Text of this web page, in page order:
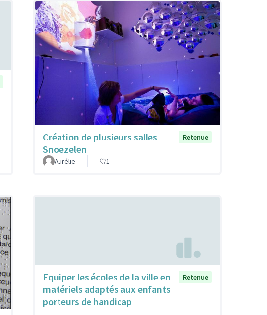
Création de plusieurs salles
Snoezelen
Retenue
Aurélie 1
Equiper les écoles de la ville en
matériels adaptés aux enfants
porteurs de handicap
Retenue